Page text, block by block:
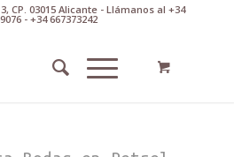
CP. 03015 Alicante - Llámanos al +34
- +34 667373242